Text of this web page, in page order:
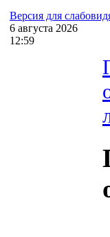
Версия для
6 августа 2026
12:59